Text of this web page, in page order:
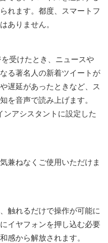
れます。都度、スマートフ
ありません。
受けたとき、ニュースや
る著名人の新着ツイートが
遅延があったときなど、ス
を音声で読み上げます。
ンアシスタントに設定した
兼ねなくご使用いただけま
触れるだけで操作が可能に
イヤフォンを押し込む必要
感から解放されます。